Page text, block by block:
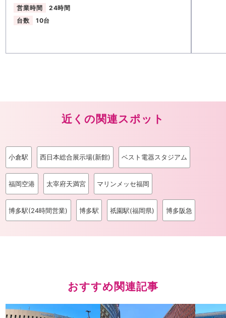
営業時間
24時間
台数
10台
近くの関連スポット
小倉駅 西日本総合展示場(新館) ベスト電器スタジアム
福岡空港 太宰府天満宮 マリンメッセ福岡
博多駅(24時間営業) 博多駅 祇園駅(福岡県) 博多阪急
おすすめ関連記事